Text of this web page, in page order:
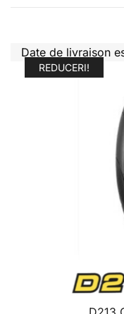
Date de livraison
REDUCERI!